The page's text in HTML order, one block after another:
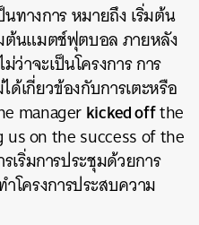
ทางการ หมายถึง เริ่มต้น
มต้นแมตช์ฟุตบอล ภายหลัง
าจะเป็นโครงการ การ
เกี่ยวข้องกับการเตะหรือ
managerkicked offthe
on the success of the
ริ่มการประชุมด้วยการ
โครงการประสบความ